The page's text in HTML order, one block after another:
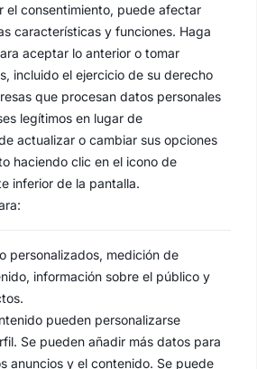
el consentimiento, puede afectar
características y funciones. Haga
aceptar lo anterior o tomar
incluido el ejercicio de su derecho
que procesan datos personales
legítimos en lugar de
actualizar o cambiar sus opciones
haciendo clic en el icono de
inferior de la pantalla.
personalizados, medición de
información sobre el público y
pueden personalizarse
Se pueden añadir más datos para
anuncios y el contenido. Se puede